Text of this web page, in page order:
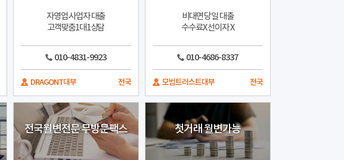
자영업 사업자 대출
고객맞춤1대1상담
010-4831-9923
DRAGONT대부 전국
비대면 당일 대출
수수료X 선이자 X
010-4686-8337
모범트러스트대부 전국
전국월변전문 무방문팩스 첫거래 월변가능